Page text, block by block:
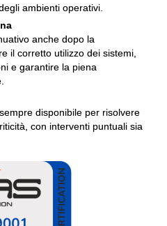
ambienti operativi.
anche dopo la
il corretto utilizzo dei sistemi,
e garantire la piena
disponibile per risolvere
con interventi puntuali sia